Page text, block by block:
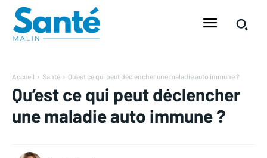
Accueil Santé Qu'est ce qui peut déclencher une maladie auto immune ?
Qu’est ce qui peut déclencher
une maladie auto immune ?